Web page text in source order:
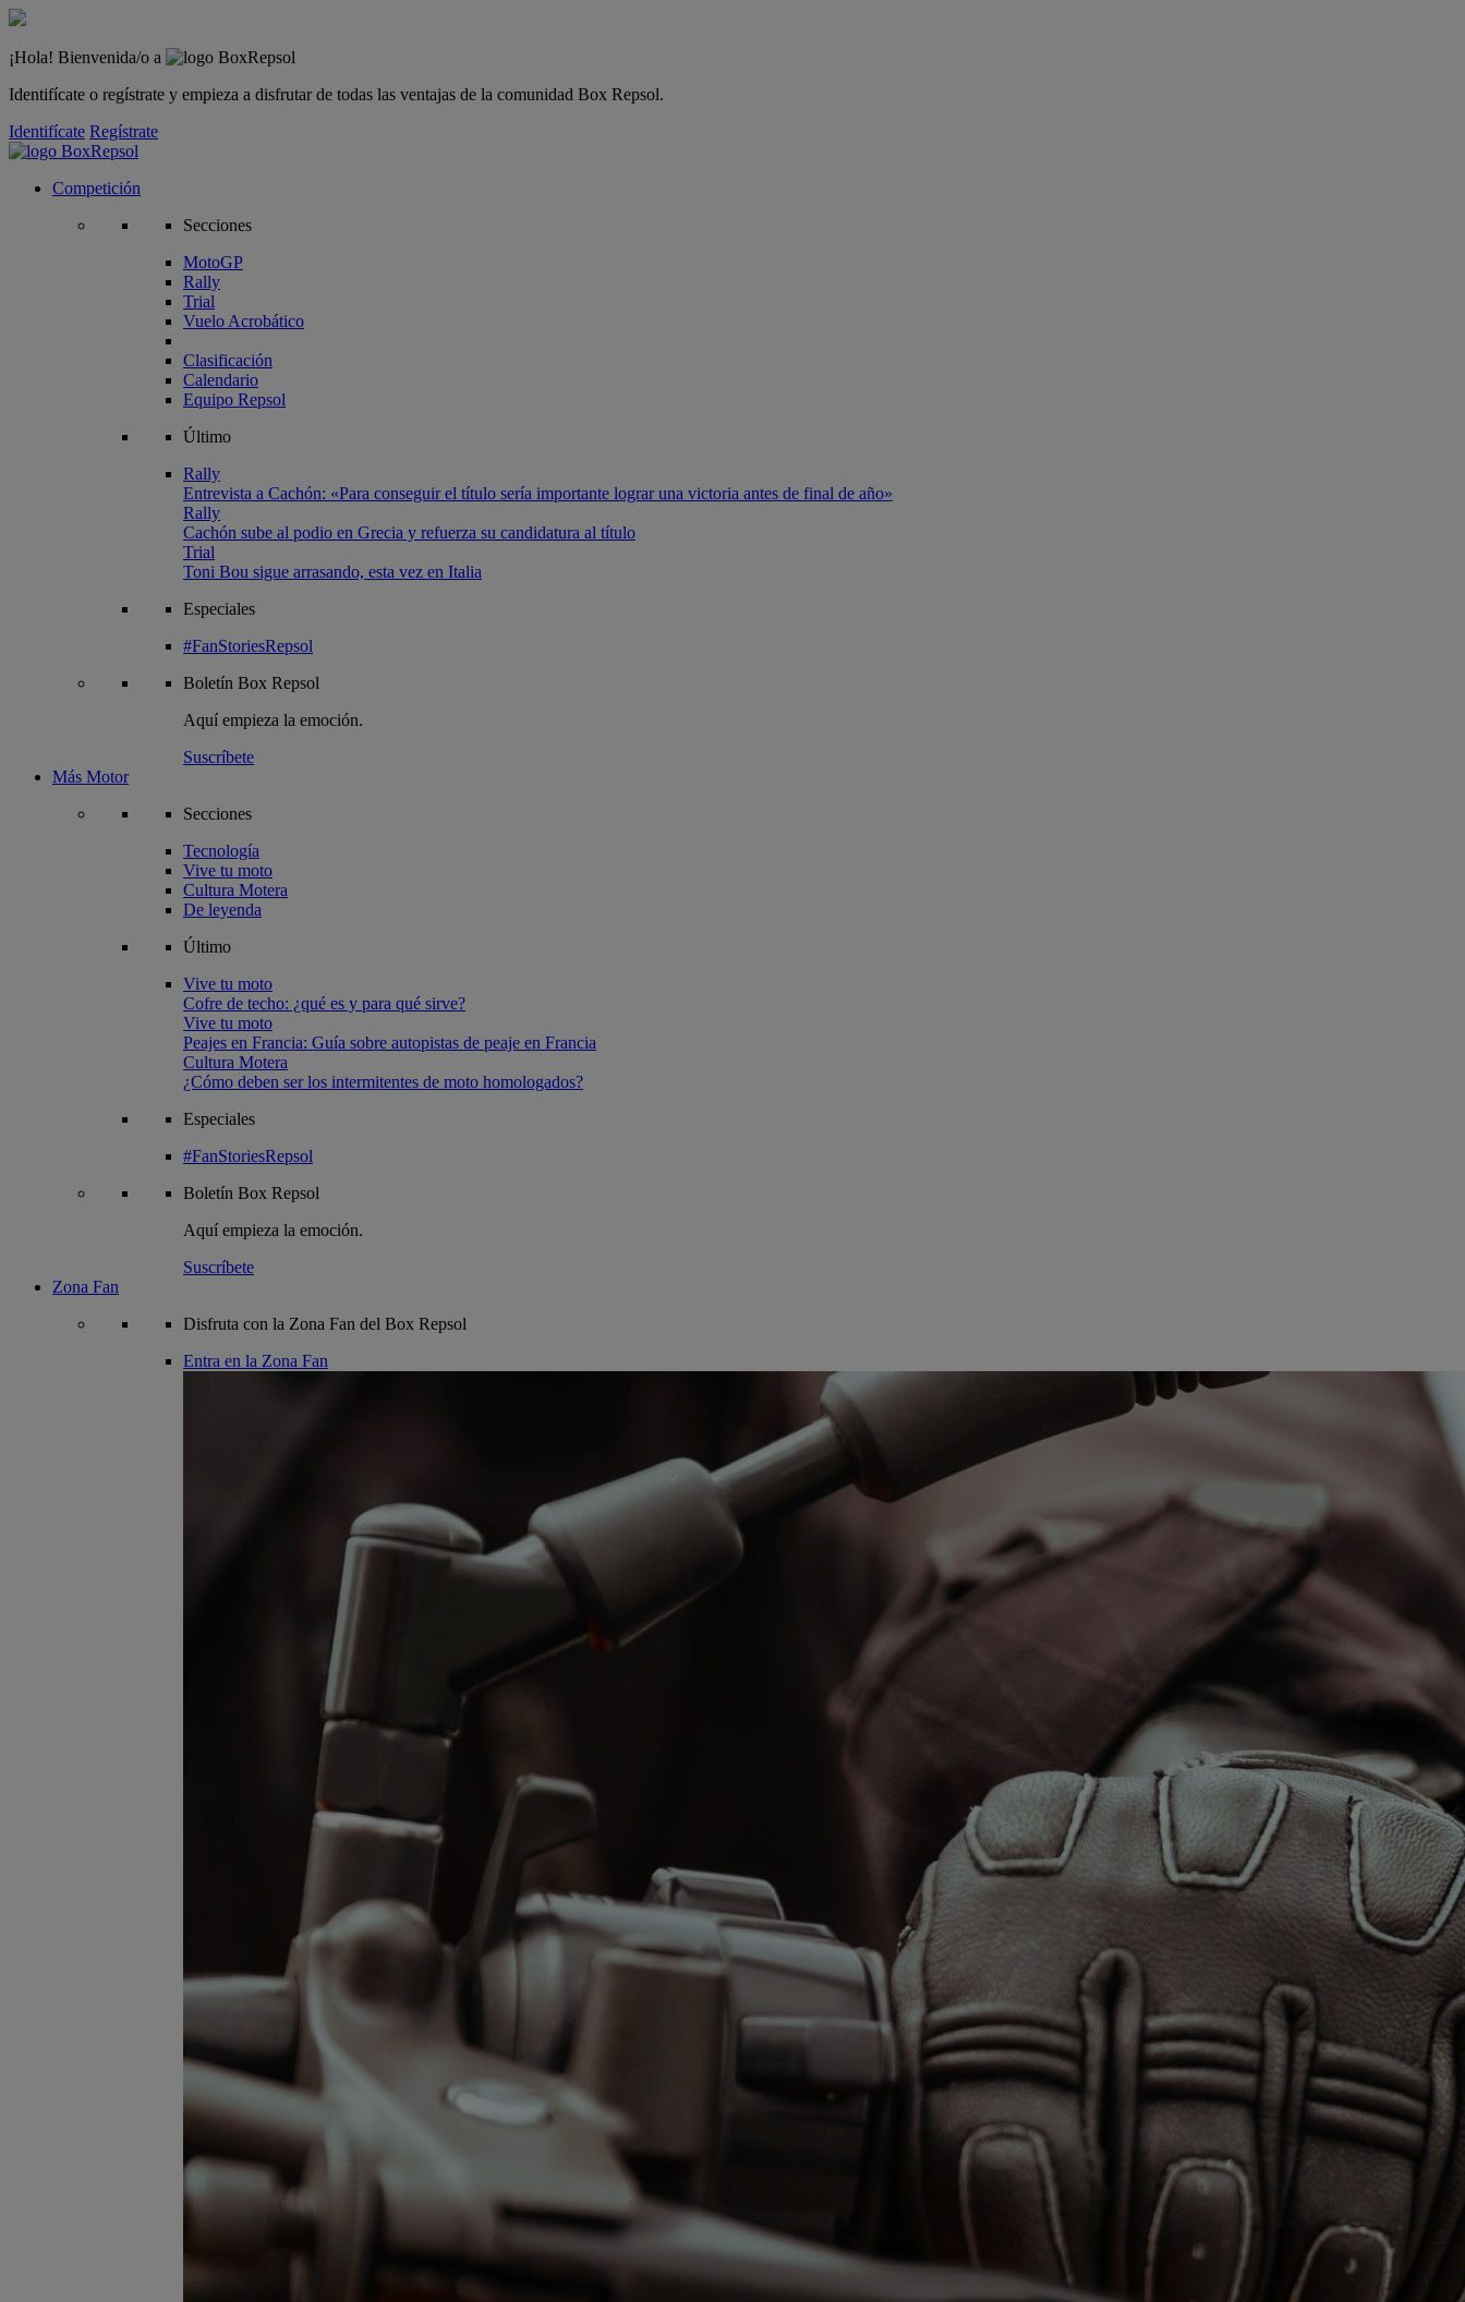
¡Hola! Bienvenida/o a
Identifícate o regístrate y empieza a disfrutar de todas las ventajas de la comunidad Box Repsol.
Identifícate Regístrate
Competición
Secciones
MotoGP
Rally
Trial
Vuelo Acrobático
Clasificación
Calendario
Equipo Repsol
Último
Rally
Entrevista a Cachón: «Para conseguir el título sería importante lograr una victoria antes de final de año»
Rally
Cachón sube al podio en Grecia y refuerza su candidatura al título
Trial
Toni Bou sigue arrasando, esta vez en Italia
Especiales
#FanStoriesRepsol
Boletín Box Repsol
Aquí empieza la emoción.
Suscríbete
Más Motor
Secciones
Tecnología
Vive tu moto
Cultura Motera
De leyenda
Último
Vive tu moto
Cofre de techo: ¿qué es y para qué sirve?
Vive tu moto
Peajes en Francia: Guía sobre autopistas de peaje en Francia
Cultura Motera
¿Cómo deben ser los intermitentes de moto homologados?
Especiales
#FanStoriesRepsol
Boletín Box Repsol
Aquí empieza la emoción.
Suscríbete
Zona Fan
Disfruta con la Zona Fan del Box Repsol
Entra en la Zona Fan